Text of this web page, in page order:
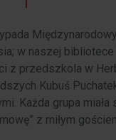
w naszej
z przedszkola w
Kubuś
Każda grupa miała
z miłym